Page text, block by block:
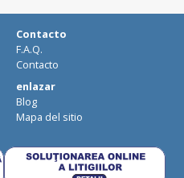
Contacto
F.A.Q.
Contacto
enlazar
Blog
Mapa del sitio